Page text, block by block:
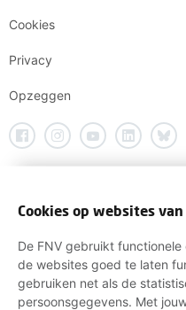
Cookies
Privacy
Opzeggen
Cookies op websites van
De FNV gebruikt
de websites goed te laten
gebruiken net als de
persoonsgegevens. Met